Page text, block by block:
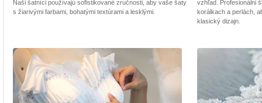
Naši šatníci používajú sofistikované zručnosti, aby vaše šaty
s žiarivými farbami, bohatými textúrami a lesklými.
vzhľad. Profesionálni
korálkach a perlách,
klasický dizajn.